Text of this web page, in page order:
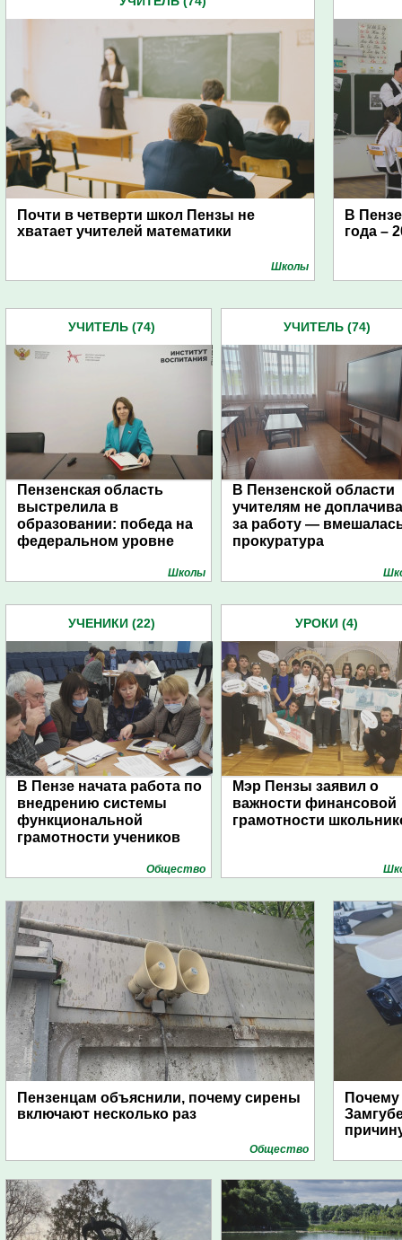
Почти в четверти школ Пензы не
хватает учителей математики
Школы
В
года –
УЧИТЕЛЬ (74)
Пензенская область
выстрелила в
образовании: победа на
федеральном уровне
Школы
УЧИТЕЛЬ (74)
В Пензенской области
учителям не
за работу —
прокуратура
УЧЕНИКИ (22)
В Пензе начата работа по
внедрению системы
функциональной
грамотности учеников
Общество
УРОКИ (4)
Мэр Пензы заявил о
важности финансовой
грамотности
Пензенцам объяснили, почему сирены
включают несколько раз
Общество